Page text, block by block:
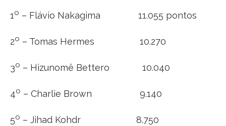
1o – Flávio Nakagima 11.055 pontos
2o – Tomas Hermes 10.270
3o – Hizunomê Bettero 10.040
4o – Charlie Brown 9.140
5o – Jihad Kohdr 8.750